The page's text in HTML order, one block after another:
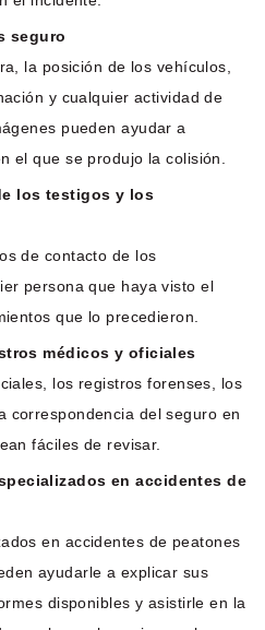
seguro
la posición de los vehículos,
y cualquier actividad de
pueden ayudar a
el que se produjo la colisión.
los testigos y los
de contacto de los
persona que haya visto el
que lo precedieron.
médicos y oficiales
los registros forenses, los
correspondencia del seguro en
fáciles de revisar.
en accidentes de
en accidentes de peatones
ayudarle a explicar sus
disponibles y asistirle en la